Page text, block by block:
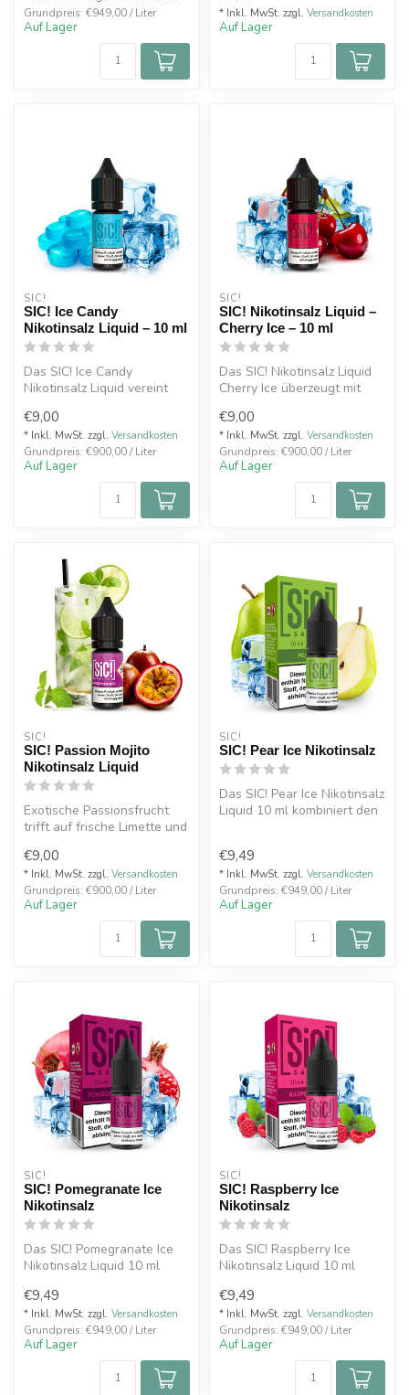
Grundpreis: €949,00 / Liter
Auf Lager
* Inkl. MwSt. zzgl. Versandkosten
Auf Lager
SIC!
SIC! Ice Candy
Nikotinsalz Liquid – 10 ml
Das SIC! Ice Candy
Nikotinsalz Liquid vereint
klassischer Bo...
€9,00
* Inkl. MwSt. zzgl. Versandkosten
Grundpreis: €900,00 / Liter
Auf Lager
SIC!
SIC! Nikotinsalz Liquid –
Cherry Ice – 10 ml
Das SIC! Nikotinsalz Liquid
Cherry Ice überzeugt mit
Zusammen...
€9,00
* Inkl. MwSt. zzgl. Versandkosten
Grundpreis: €900,00 / Liter
Auf Lager
SIC!
SIC! Passion Mojito
Nikotinsalz Liquid
Exotische Passionsfrucht
trifft auf frische Limette und
€9,00
* Inkl. MwSt. zzgl. Versandkosten
Grundpreis: €900,00 / Liter
Auf Lager
SIC!
SIC! Pear Ice Nikotinsalz
Das SIC! Pear Ice Nikotinsalz
Liquid 10 ml kombiniert den
€9,49
* Inkl. MwSt. zzgl. Versandkosten
Grundpreis: €949,00 / Liter
Auf Lager
SIC!
SIC! Pomegranate Ice
Nikotinsalz
Das SIC! Pomegranate Ice
Nikotinsalz Liquid 10 ml
säuerlichen...
€9,49
* Inkl. MwSt. zzgl. Versandkosten
Grundpreis: €949,00 / Liter
Auf Lager
SIC!
SIC! Raspberry Ice
Nikotinsalz
Das SIC! Raspberry Ice
Nikotinsalz Liquid 10 ml
aromatisch...
€9,49
* Inkl. MwSt. zzgl. Versandkosten
Grundpreis: €949,00 / Liter
Auf Lager